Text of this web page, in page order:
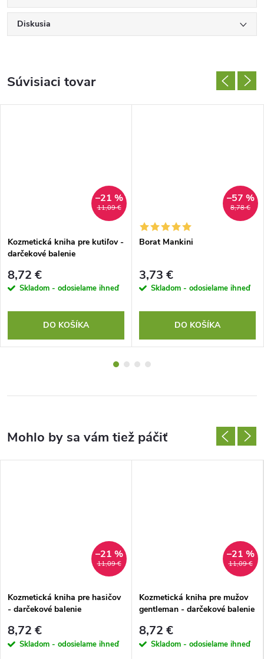
Diskusia
Súvisiaci tovar
11,09 €
–21 %
Kozmetická kniha pre kutiľov -
darčekové balenie
8,72 €
Skladom - odosielame ihneď
DO KOŠÍKA
8,78 €
–57 %
Borat Mankini
3,73 €
Skladom - odosielame ihneď
DO KOŠÍKA
11,09 €
–21 %
Kozmetická kniha pre hasičov
- darčekové balenie
8,72 €
Skladom - odosielame ihneď
11,09 €
–21 %
Kozmetická kniha pre mužov
gentleman - darčekové balenie
8,72 €
Skladom - odosielame ihneď